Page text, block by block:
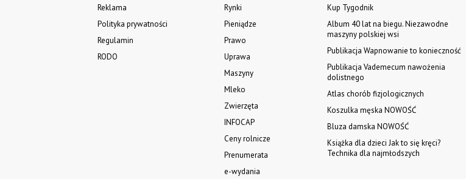
Reklama
Polityka prywatności
Regulamin
RODO
Rynki
Pieniądze
Prawo
Uprawa
Maszyny
Mleko
Zwierzęta
INFOCAP
Ceny rolnicze
Prenumerata
e-wydania
Kup Tygodnik
Album 40 lat na biegu. Niezawodne
maszyny polskiej wsi
Publikacja Wapnowanie to konieczność
Publikacja Vademecum nawożenia
dolistnego
Atlas chorób fizjologicznych
Koszulka męska NOWOŚĆ
Bluza damska NOWOŚĆ
Książka dla dzieci Jak to się kręci?
Technika dla najmłodszych